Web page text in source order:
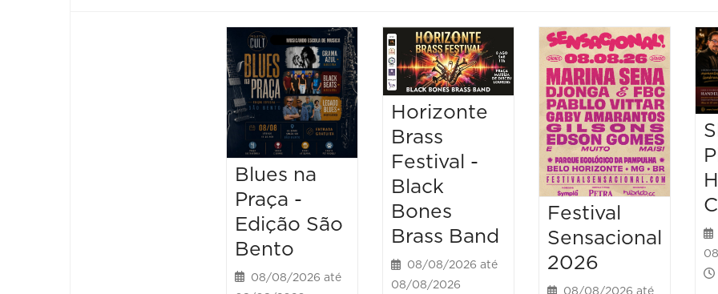
Blues na
Praça -
Edição São
Bento
08/08/2026 até
Horizonte
Brass
Festival -
Black
Bones
Brass Band
08/08/2026 até
08/08/2026
Festival
Sensacional
2026